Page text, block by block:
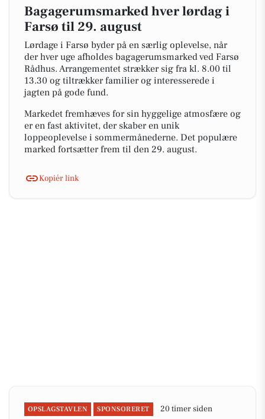
Bagagerumsmarked hver lørdag i
Farsø til 29. august
Lørdage i Farsø byder på en særlig oplevelse, når
der hver uge afholdes bagagerumsmarked ved Farsø
Rådhus. Arrangementet strækker sig fra kl. 8.00 til
13.30 og tiltrækker familier og interesserede i
jagten på gode fund.
Markedet fremhæves for sin hyggelige atmosfære og
er en fast aktivitet, der skaber en unik
loppeoplevelse i sommermånederne. Det populære
marked fortsætter frem til den 29. august.
Kopiér link
OPSLAGSTAVLEN SPONSORERET 20 timer siden